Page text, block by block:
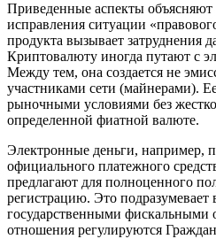
Приведенные аспекты объясняют
исправления ситуации
продукта вызывает затруднения
Криптовалюту иногда путают с
Между тем, она создается не
участниками сети (майнерами).
рыночными условиями без
определенной фиатной валюте.
Электронные деньги, например,
официального платежного
предлагают для полноценного
регистрацию. Это подразумевает
государственными фискальными
отношения регулируются